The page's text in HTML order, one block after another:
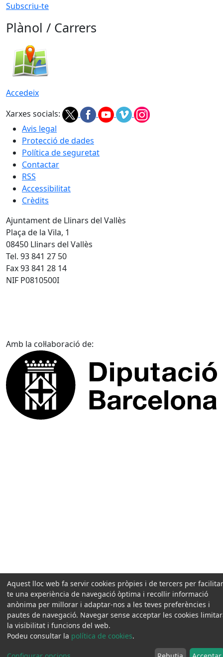
Subscriu-te
Plànol / Carrers
Accedeix
Xarxes socials:
Avis legal
Protecció de dades
Política de seguretat
Contactar
RSS
Accessibilitat
Crèdits
Ajuntament de Llinars del Vallès
Plaça de la Vila, 1
08450 Llinars del Vallès
Tel. 93 841 27 50
Fax 93 841 28 14
NIF P0810500I
Amb la col·laboració de:
Aquest lloc web fa servir cookies pròpies i de tercers per
te una experiència de navegació òptima i recollir informació
anònima per millorar i adaptar-nos a les teves preferències i
pautes de navegació. Navegar sense acceptar les cookies
la visibilitat i funcions del web.
Podeu consultar la política de cookies.